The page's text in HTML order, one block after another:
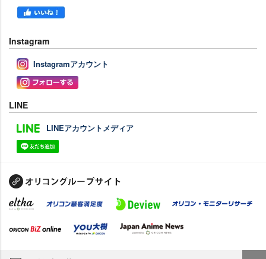
Instagram
Instagramアカウント
LINE
LINEアカウントメディア